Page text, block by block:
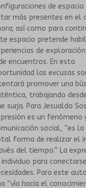
de
más presentes en el
así como para
espacio pretende
de
encuentros. En esta
las excusas
promover una
trabajando
surja. Para Jesualdo
es un fenómeno
social, “es la
forma de realizar el
del tiempo.” La
para
Para este
“vía hacia el